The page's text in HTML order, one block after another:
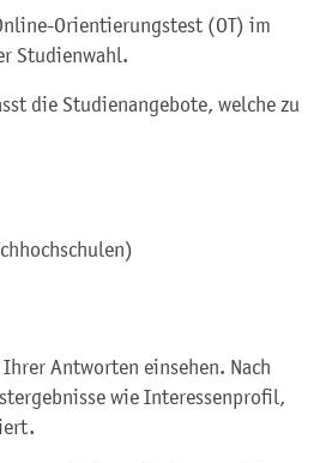
Orientierungstest (OT) im
Studienwahl.
die Studienangebote, welche zu
Antworten einsehen. Nach
wie Interessenprofil,